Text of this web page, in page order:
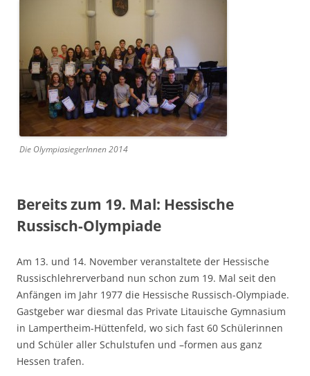
Die OlympiasiegerInnen 2014
Bereits zum 19. Mal: Hessische
Russisch-Olympiade
Am 13. und 14. November veranstaltete der Hessische
Russischlehrerverband nun schon zum 19. Mal seit den
Anfängen im Jahr 1977 die Hessische Russisch-Olympiade.
Gastgeber war diesmal das Private Litauische Gymnasium
in Lampertheim-Hüttenfeld, wo sich fast 60 Schülerinnen
und Schüler aller Schulstufen und –formen aus ganz
Hessen trafen.